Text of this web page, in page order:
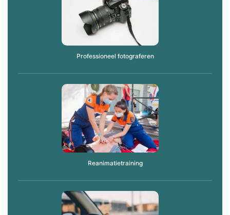
Professioneel fotograferen
Reanimatietraining